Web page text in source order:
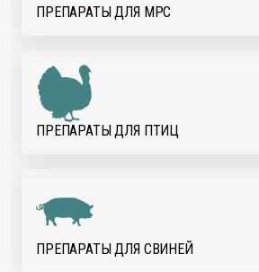
ПРЕПАРАТЫ ДЛЯ МРС
ПРЕПАРАТЫ ДЛЯ ПТИЦ
ПРЕПАРАТЫ ДЛЯ СВИНЕЙ